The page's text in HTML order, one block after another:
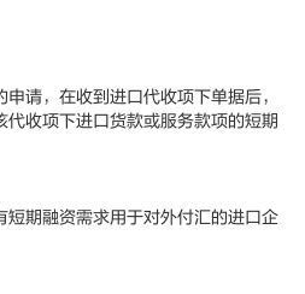
，在收到进口代收项下单据后，
收项下进口货款或服务款项的短期
期融资需求用于对外付汇的进口企